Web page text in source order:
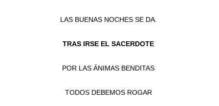
LAS BUENAS NOCHES SE DA.
TRAS IRSE EL SACERDOTE
POR LAS ÁNIMAS BENDITAS
TODOS DEBEMOS ROGAR